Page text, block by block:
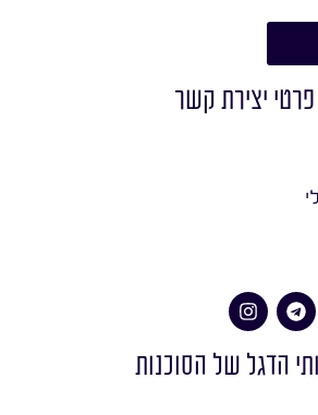
פרטי יצירת קשר
הדגל של הסוכנות